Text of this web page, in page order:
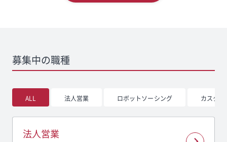
募集中の職種
ALL 法人営業 ロボットソーシング カスタ
法人営業